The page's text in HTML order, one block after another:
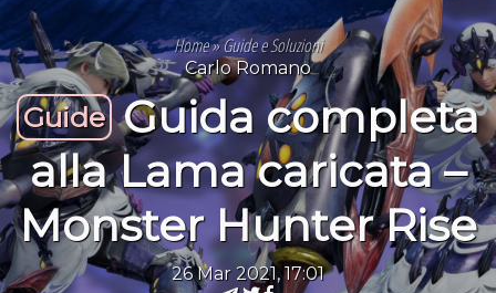
Home»Guide e Soluzioni
Carlo Romano
Guide Guida completa
alla Lama caricata –
Monster Hunter Rise
26 Mar 2021, 17:01